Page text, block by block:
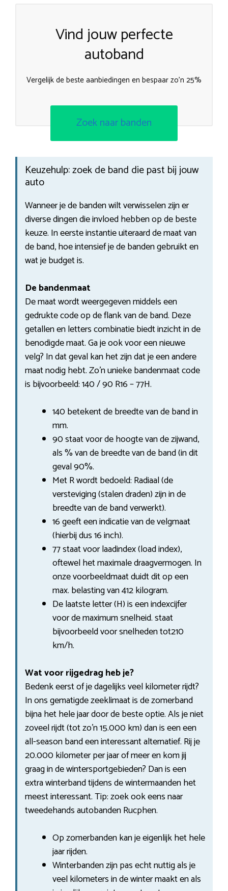
Vind jouw perfecte
autoband
Vergelijk de beste aanbiedingen en bespaar zo’n 25%
Zoek naar banden
Keuzehulp: zoek de band die past bij jouw
auto
Wanneer je de banden wilt verwisselen zijn er
diverse dingen die invloed hebben op de beste
keuze. In eerste instantie uiteraard de maat van
de band, hoe intensief je de banden gebruikt en
wat je budget is.
De bandenmaat
De maat wordt weergegeven middels een
gedrukte code op de flank van de band. Deze
getallen en letters combinatie biedt inzicht in de
benodigde maat. Ga je ook voor een nieuwe
velg? In dat geval kan het zijn dat je een andere
maat nodig hebt. Zo’n unieke bandenmaat code
is bijvoorbeeld: 140 / 90 R16 – 77H.
140 betekent de breedte van de band in
mm.
90 staat voor de hoogte van de zijwand,
als % van de breedte van de band (in dit
geval 90%.
Met R wordt bedoeld: Radiaal (de
versteviging (stalen draden) zijn in de
breedte van de band verwerkt).
16 geeft een indicatie van de velgmaat
(hierbij dus 16 inch).
77 staat voor laadindex (load index),
oftewel het maximale draagvermogen. In
onze voorbeeldmaat duidt dit op een
max. belasting van 412 kilogram.
De laatste letter (H) is een indexcijfer
voor de maximum snelheid. staat
bijvoorbeeld voor snelheden tot210
km/h.
Wat voor rijgedrag heb je?
Bedenk eerst of je dagelijks veel kilometer rijdt?
In ons gematigde zeeklimaat is de zomerband
bijna het hele jaar door de beste optie. Als je niet
zoveel rijdt (tot zo’n 15.000 km) dan is een een
all-season band een interessant alternatief. Rij je
20.000 kilometer per jaar of meer en kom jij
graag in de wintersportgebieden? Dan is een
extra winterband tijdens de wintermaanden het
meest interessant. Tip: zoek ook eens naar
tweedehands autobanden Rucphen.
Op zomerbanden kan je eigenlijk het hele
jaar rijden.
Winterbanden zijn pas echt nuttig als je
veel kilometers in de winter maakt en als